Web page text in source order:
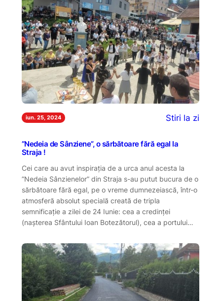
iun. 25, 2024 Stiri la zi
”Nedeia de Sânziene”, o sărbătoare fără egal la
Straja !
Cei care au avut inspirația de a urca anul acesta la
”Nedeia Sânzienelor” din Straja s-au putut bucura de o
sărbătoare fără egal, pe o vreme dumnezeiască, într-o
atmosferă absolut specială creată de tripla
semnificație a zilei de 24 Iunie: cea a credinței
(nașterea Sfântului Ioan Botezătorul), cea a portului…